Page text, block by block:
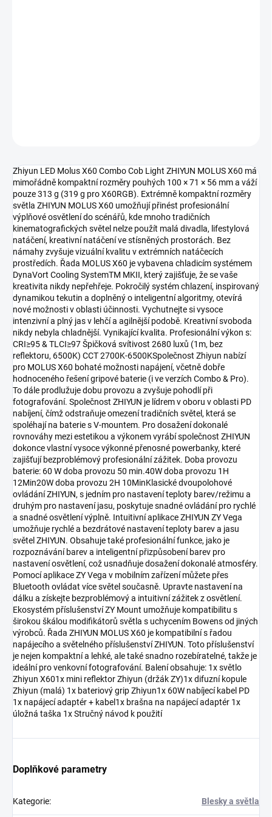
Zhiyun LED Molus X60 Combo Cob Light ZHIYUN MOLUS X60 má
mimořádně kompaktní rozměry pouhých 100 × 71 × 56 mm a váží
pouze 313 g (319 g pro X60RGB). Extrémně kompaktní rozměry
světla ZHIYUN MOLUS X60 umožňují přinést profesionální
výplňové osvětlení do scénářů, kde mnoho tradičních
kinematografických světel nelze použít malá divadla, lifestylová
natáčení, kreativní natáčení ve stísněných prostorách. Bez
námahy zvyšuje vizuální kvalitu v extrémních natáčecích
prostředích. Řada MOLUS X60 je vybavena chladicím systémem
DynaVort Cooling SystemTM MKII, který zajišťuje, že se vaše
kreativita nikdy nepřehřeje. Pokročilý systém chlazení, inspirovaný
dynamikou tekutin a doplněný o inteligentní algoritmy, otevírá
nové možnosti v oblasti účinnosti. Vychutnejte si vysoce
intenzivní a plný jas v lehčí a agilnější podobě. Kreativní svoboda
nikdy nebyla chladnější. Vynikající kvalita. Profesionální výkon s:
CRI≥95 & TLCI≥97 Špičková svítivost 2680 luxů (1m, bez
reflektoru, 6500K) CCT 2700K-6500KSpolečnost Zhiyun nabízí
pro MOLUS X60 bohaté možnosti napájení, včetně dobře
hodnoceného řešení gripové baterie (i ve verzích Combo & Pro).
To dále prodlužuje dobu provozu a zvyšuje pohodlí při
fotografování. Společnost ZHIYUN je lídrem v oboru v oblasti PD
nabíjení, čímž odstraňuje omezení tradičních světel, která se
spoléhají na baterie s V-mountem. Pro dosažení dokonalé
rovnováhy mezi estetikou a výkonem vyrábí společnost ZHIYUN
dokonce vlastní vysoce výkonné přenosné powerbanky, které
zajišťují bezproblémový profesionální zážitek. Doba provozu
baterie: 60 W doba provozu 50 min.40W doba provozu 1H
12Min20W doba provozu 2H 10MinKlasické dvoupolohové
ovládání ZHIYUN, s jedním pro nastavení teploty barev/režimu a
druhým pro nastavení jasu, poskytuje snadné ovládání pro rychlé
a snadné osvětlení výplně. Intuitivní aplikace ZHIYUN ZY Vega
umožňuje rychlé a bezdrátové nastavení teploty barev a jasu
světel ZHIYUN. Obsahuje také profesionální funkce, jako je
rozpoznávání barev a inteligentní přizpůsobení barev pro
nastavení osvětlení, což usnadňuje dosažení dokonalé atmosféry.
Pomocí aplikace ZY Vega v mobilním zařízení můžete přes
Bluetooth ovládat více světel současně. Upravte nastavení na
dálku a získejte bezproblémový a intuitivní zážitek z osvětlení.
Ekosystém příslušenství ZY Mount umožňuje kompatibilitu s
širokou škálou modifikátorů světla s uchycením Bowens od jiných
výrobců. Řada ZHIYUN MOLUS X60 je kompatibilní s řadou
napájecího a světelného příslušenství ZHIYUN. Toto příslušenství
je nejen kompaktní a lehké, ale také snadno rozebíratelné, takže je
ideální pro venkovní fotografování. Balení obsahuje: 1x světlo
Zhiyun X601x mini reflektor Zhiyun (držák ZY)1x difuzní kopule
Zhiyun (malá) 1x bateriový grip Zhiyun1x 60W nabíjecí kabel PD
1x napájecí adaptér + kabel1x brašna na napájecí adaptér 1x
úložná taška 1x Stručný návod k použití
Doplňkové parametry
Kategorie: Blesky a světla